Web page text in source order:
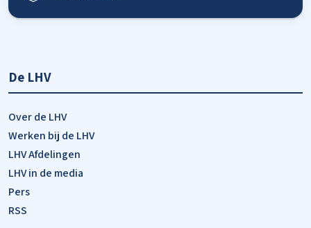
De LHV
Over de LHV
Werken bij de LHV
LHV Afdelingen
LHV in de media
Pers
RSS